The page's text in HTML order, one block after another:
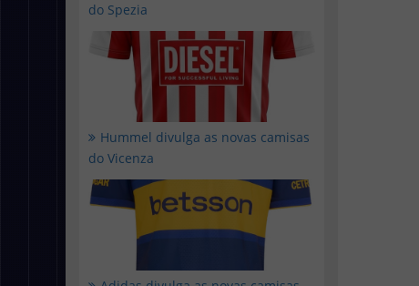
do Spezia
Hummel divulga as novas camisas
do Vicenza